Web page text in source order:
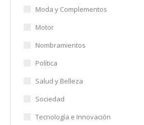
Moda y Complementos
Motor
Nombramientos
Política
Salud y Belleza
Sociedad
Tecnología e Innovación